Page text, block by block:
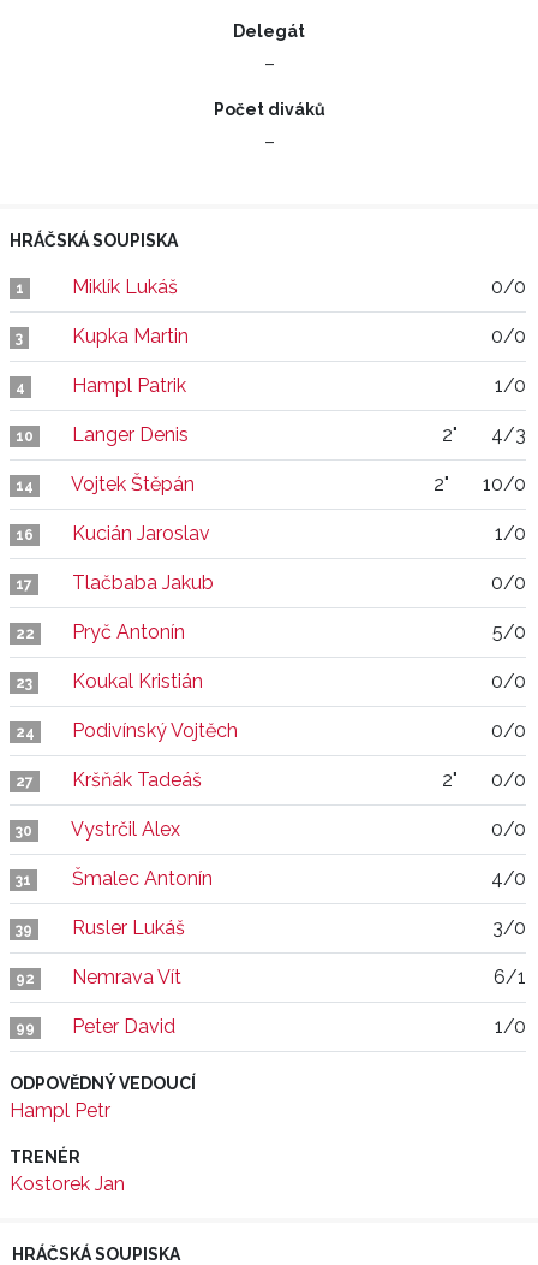
Delegát
–
Počet diváků
–
HRÁČSKÁ SOUPISKA
1 Miklík Lukáš 0/0
3 Kupka Martin 0/0
4 Hampl Patrik 1/0
10 Langer Denis 2" 4/3
14 Vojtek Štěpán 2" 10/0
16 Kucián Jaroslav 1/0
17 Tlačbaba Jakub 0/0
22 Pryč Antonín 5/0
23 Koukal Kristián 0/0
24 Podivínský Vojtěch 0/0
27 Kršňák Tadeáš 2" 0/0
30 Vystrčil Alex 0/0
31 Šmalec Antonín 4/0
39 Rusler Lukáš 3/0
92 Nemrava Vít 6/1
99 Peter David 1/0
ODPOVĚDNÝ VEDOUCÍ
Hampl Petr
TRENÉR
Kostorek Jan
HRÁČSKÁ SOUPISKA